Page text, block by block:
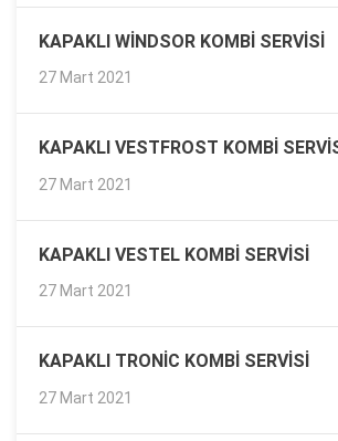
KAPAKLI WINDSOR KOMBI SERVISI
27 Mart 2021
KAPAKLI VESTFROST KOMBI
27 Mart 2021
KAPAKLI VESTEL KOMBI SERVISI
27 Mart 2021
KAPAKLI TRONIC KOMBI SERVISI
27 Mart 2021